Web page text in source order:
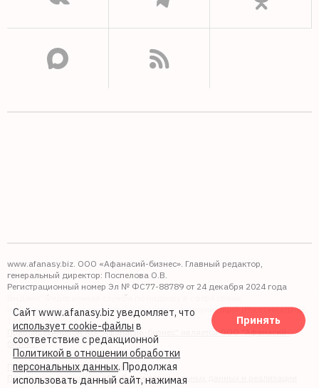
www.afanasy.biz. ООО «Афанасий-бизнес». Главный редактор,
генеральный директор: Поспелова О.В.
Регистрационный номер Эл № ФС77-88789 от 24 декабря 2024 года
Выдано: Федеральная служба по надзору в сфере связи,
информационных технологий и массовых коммуникаций (Роскомнадзор).
Правопреемником АО "Афанасий-бизнес" является ООО "Афанасий-
бизнес"
Политика обработки файлов cookie
Политика в отношении обработки персональных данных и реализации
Сайт www.afanasy.biz уведомляет, что
использует cookie-файлы в
соответствие с редакционной
Политикой в отношении обработки
персональных данных. Продолжая
использовать данный сайт, нажимая
Принять